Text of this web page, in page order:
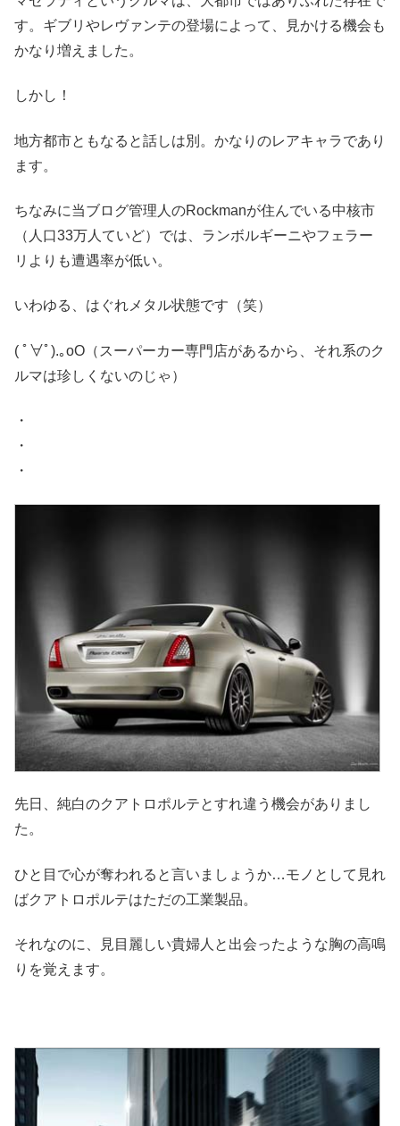
す。ギブリやレヴァンテの登場によって、見かける機会も
かなり増えました。
しかし！
地方都市ともなると話しは別。かなりのレアキャラであり
ます。
ちなみに当ブログ管理人のRockmanが住んでいる中核市
（人口33万人ていど）では、ランボルギーニやフェラー
リよりも遭遇率が低い。
いわゆる、はぐれメタル状態です（笑）
( ﾟ∀ﾟ).｡oO（スーパーカー専門店があるから、それ系のク
ルマは珍しくないのじゃ）
・
・
・
先日、純白のクアトロポルテとすれ違う機会がありまし
た。
ひと目で心が奪われると言いましょうか…モノとして見れ
ばクアトロポルテはただの工業製品。
それなのに、見目麗しい貴婦人と出会ったような胸の高鳴
りを覚えます。